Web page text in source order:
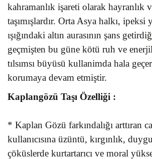
kahramanlık işareti olarak hayranlık
taşımışlardır. Orta Asya halkı, ipeksi
ışığındaki altın aurasının şans
geçmişten bu güne kötü ruh ve
tılsımsı büyüsü kullanimda hala
korumaya devam etmiştir.
Kaplangözü Taşı Özelliği :
* Kaplan Gözü farkındalığı arttıran
kullanıcısına üzüntü, kırgınlık,
çöküslerde kurtartarıcı ve moral